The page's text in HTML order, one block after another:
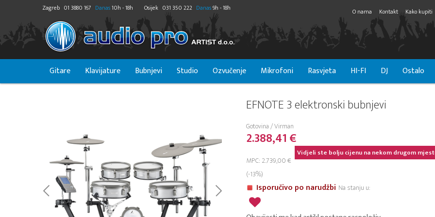
Zagreb 01 3880 167 Danas10h - 18h Osijek 031 350 222 Danas9h - 18h O nama Kontakt Kako kupiti
Gitare Klavijature Bubnjevi Studio Ozvučenje Mikrofoni Rasvjeta HI-FI DJ Ostalo
EFNOTE 3 elektronski bubnjevi
Gotovina / Virman
2.388,41 €
Vidjeli ste bolju cijenu na nekom drugom
MPC: 2.739,00 €
(-13%)
Isporučivo po narudžbi Na stanju u: